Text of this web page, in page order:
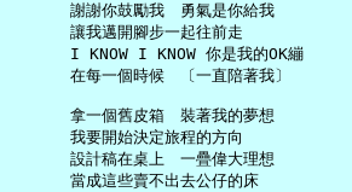
     謝謝你鼓勵我　勇氣是你給我
     讓我邁開腳步一起往前走
     I KNOW I KNOW 你是我的OK繃
     在每一個時候　〔一直陪著我〕
     拿一個舊皮箱　裝著我的夢想
     我要開始決定旅程的方向
     設計稿在桌上　一疊偉大理想
     當成這些賣不出去公仔的床